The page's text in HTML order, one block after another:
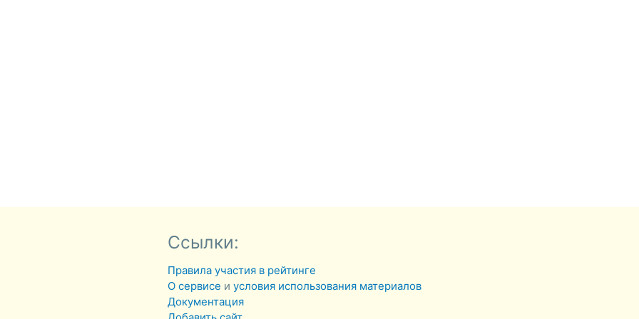
Ссылки:
Правила участия в рейтинге
О сервисе иусловия использования материалов
Документация